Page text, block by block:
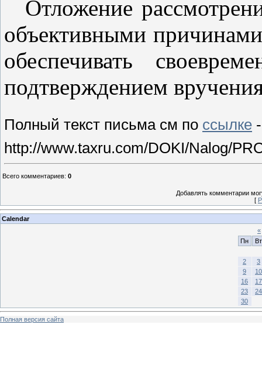
Отложение
объективными
обеспечивать
подтверждением
Полный текст письма см по ссылке -
http://www.taxru.com/DOKI/Nalog/
Всего комментариев: 0
Добавлять комментарии
[
Calendar
«
Пн
Вт
2
3
9
10
16
17
23
24
30
Полная версия сайта